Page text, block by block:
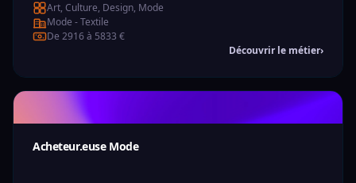
Art, Culture, Design, Mode
Mode - Textile
De 2916 à 5833 €
Découvrir le métier›
Acheteur.euse Mode